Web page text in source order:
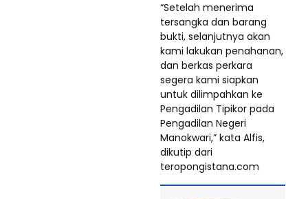
“Setelah menerima
tersangka dan barang
bukti, selanjutnya akan
kami lakukan penahanan,
dan berkas perkara
segera kami siapkan
untuk dilimpahkan ke
Pengadilan Tipikor pada
Pengadilan Negeri
Manokwari,” kata Alfis,
dikutip dari
teropongistana.com